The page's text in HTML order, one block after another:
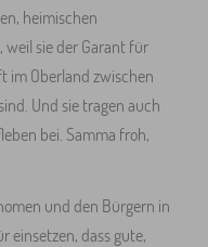
heimischen
sie der Garant für
im Oberland zwischen
Und sie tragen auch
bei. Samma froh,
und den Bürgern in
einsetzen, dass gute,